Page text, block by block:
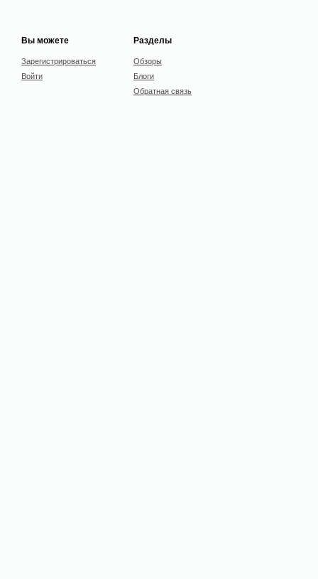
Вы можете
Зарегистрироваться
Войти
Разделы
Обзоры
Блоги
Обратная связь